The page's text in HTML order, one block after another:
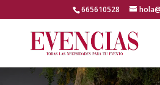
665610528
Abrir barra de herramientas